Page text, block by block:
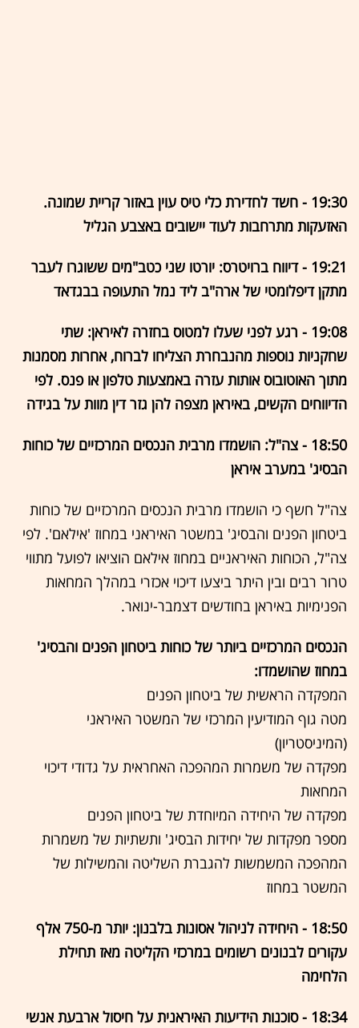
19:30 - חשד לחדירת כלי טיס עוין באזור קריית שמונה.
האזעקות מתרחבות לעוד יישובים באצבע הגליל
19:21 - דיווח ברויטרס: יורטו שני כטב"מים ששוגרו לעבר
מתקן דיפלומטי של ארה"ב ליד נמל התעופה בבגדאד
19:08 - רגע לפני שעלו למטוס בחזרה לאיראן: שתי
שחקניות נוספות מהנבחרת הצליחו לברוח, אחרות מסמנות
מתוך האוטובוס אותות עזרה באמצעות טלפון או פנס. לפי
הדיווחים הקשים, באיראן מצפה להן גזר דין מוות על בגידה
18:50 - צה"ל: הושמדו מרבית הנכסים המרכזיים של כוחות
הבסיג' במערב איראן
צה"ל חשף כי הושמדו מרבית הנכסים המרכזיים של כוחות
ביטחון הפנים והבסיג' במשטר האיראני במחוז 'אילאם'. לפי
צה"ל, הכוחות האיראניים במחוז אילאם הוציאו לפועל מתווי
טרור רבים ובין היתר ביצעו דיכוי אכזרי במהלך המחאות
הפנימיות באיראן בחודשים דצמבר-ינואר.
הנכסים המרכזיים ביותר של כוחות ביטחון הפנים והבסיג'
במחוז שהושמדו:
המפקדה הראשית של ביטחון הפנים
מטה גוף המודיעין המרכזי של המשטר האיראני
(המיניסטריון)
מפקדה של משמרות המהפכה האחראית על גדודי דיכוי
המחאות
מפקדה של היחידה המיוחדת של ביטחון הפנים
מספר מפקדות של יחידות הבסיג' ותשתיות של משמרות
המהפכה המשמשות להגברת השליטה והמשילות של
המשטר במחוז
18:50 - היחידה לניהול אסונות בלבנון: יותר מ-750 אלף
עקורים לבנונים רשומים במרכזי הקליטה מאז תחילת
הלחימה
18:34 - סוכנות הידיעות האיראנית על חיסול ארבעת אנשי